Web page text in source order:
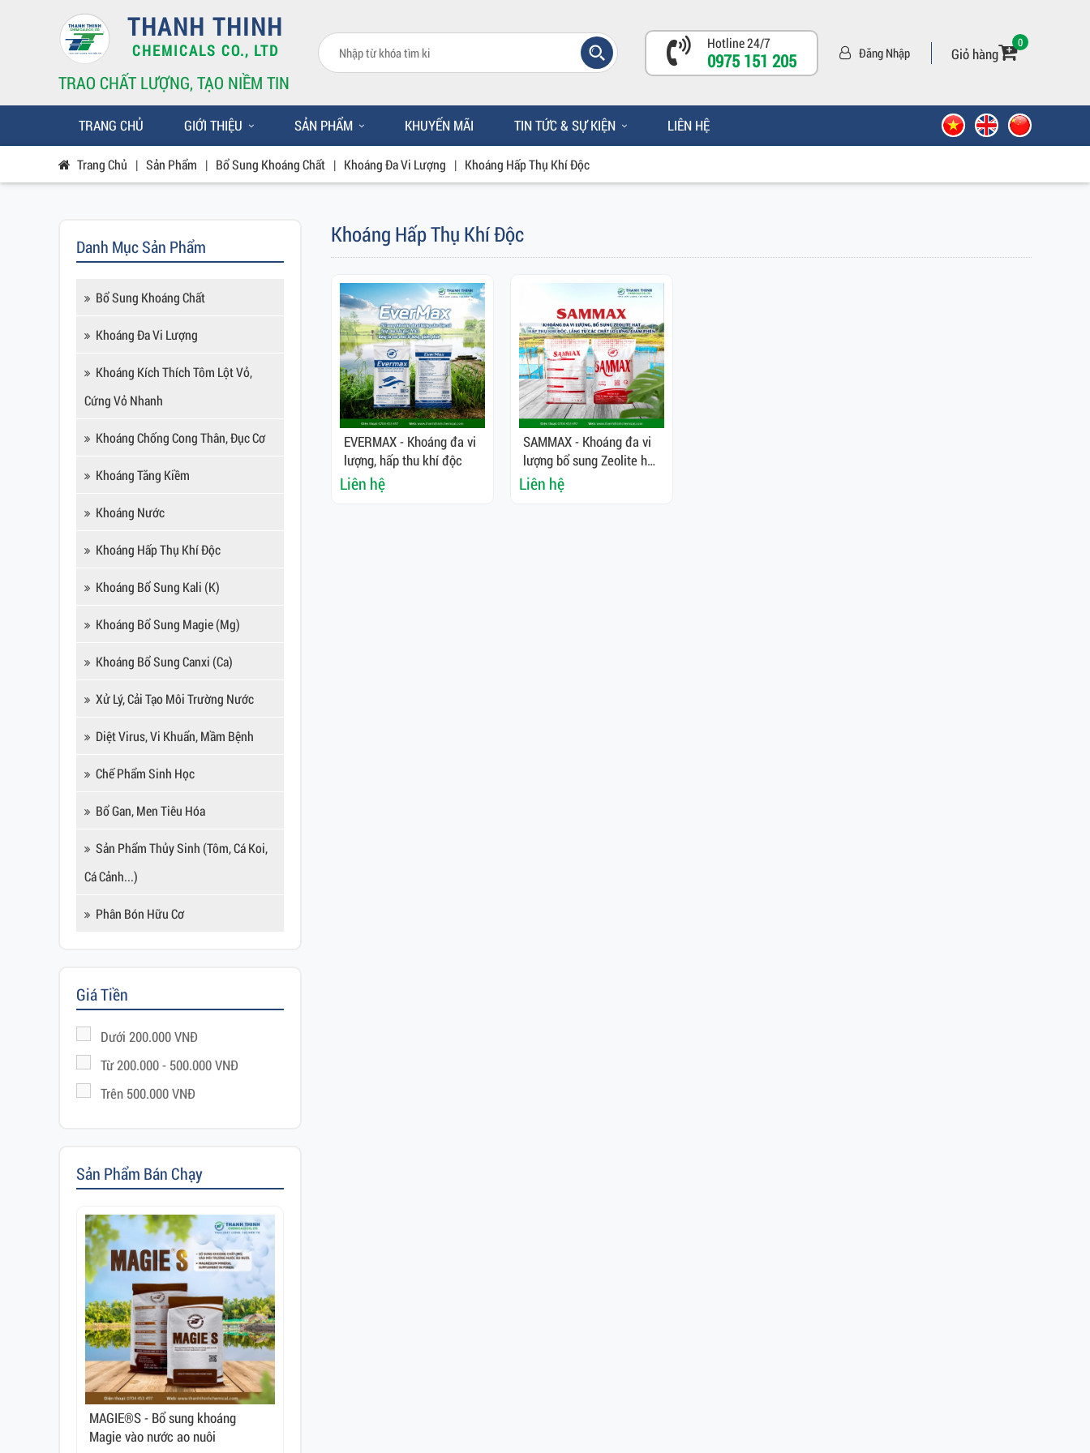
THANH THINH
CHEMICALS CO., LTD
TRAO CHẤT LƯỢNG, TẠO NIỀM TIN
Hotline 24/7
0975 151 205 Đăng Nhập Giỏ hàng
0
TRANG CHỦ GIỚI THIỆU SẢN PHẨM KHUYẾN MÃI TIN TỨC & SỰ KIỆN LIÊN HỆ
Trang Chủ | Sản Phẩm | Bổ Sung Khoáng Chất | Khoáng Đa Vi Lượng | Khoáng Hấp Thụ Khí Độc
Khoáng Hấp Thụ Khí Độc
EVERMAX - Khoáng đa vi
lượng, hấp thu khí độc
Liên hệ
SAMMAX - Khoáng đa vi
lượng bổ sung Zeolite hạt,
hấp thụ khí độc
Liên hệ
Danh Mục Sản Phẩm
Bổ Sung Khoáng Chất
Khoáng Đa Vi Lượng
Khoáng Kích Thích Tôm Lột Vỏ,
Cứng Vỏ Nhanh
Khoáng Chống Cong Thân, Đục Cơ
Khoáng Tăng Kiềm
Khoáng Nước
Khoáng Hấp Thụ Khí Độc
Khoáng Bổ Sung Kali (K)
Khoáng Bổ Sung Magie (Mg)
Khoáng Bổ Sung Canxi (Ca)
Xử Lý, Cải Tạo Môi Trường Nước
Diệt Virus, Vi Khuẩn, Mầm Bệnh
Chế Phẩm Sinh Học
Bổ Gan, Men Tiêu Hóa
Sản Phẩm Thủy Sinh (tôm, Cá Koi,
Cá Cảnh...)
Phân Bón Hữu Cơ
Giá Tiền
Dưới 200.000 VNĐ
Từ 200.000 - 500.000 VNĐ
Trên 500.000 VNĐ
Sản Phẩm Bán Chạy
MAGIE®S - Bổ sung khoáng
Magie vào nước ao nuôi